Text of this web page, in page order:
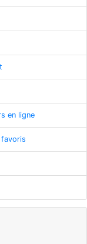
en ligne